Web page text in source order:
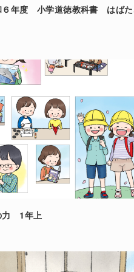
年度 小学道徳教科書 はばた
力 1年上